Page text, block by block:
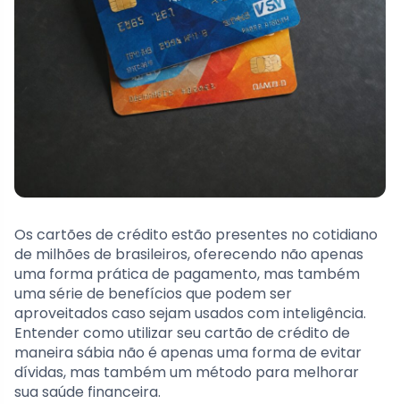
Os cartões de crédito estão presentes no cotidiano
de milhões de brasileiros, oferecendo não apenas
uma forma prática de pagamento, mas também
uma série de benefícios que podem ser
aproveitados caso sejam usados com inteligência.
Entender como utilizar seu cartão de crédito de
maneira sábia não é apenas uma forma de evitar
dívidas, mas também um método para melhorar
sua saúde financeira.